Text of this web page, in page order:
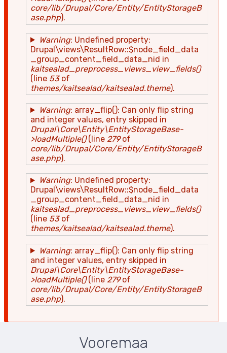
core/lib/Drupal/Core/Entity/EntityStorageB
ase.php).
Warning: Undefined property:
Drupal\views\ResultRow::$node_field_data
_group_content_field_data_nid in
kaitsealad_preprocess_views_view_fields()
(line 53of
themes/kaitsealad/kaitsealad.theme).
Warning: array_flip(): Can only flip string
and integer values, entry skipped in
Drupal\Core\Entity\EntityStorageBase-
>loadMultiple()(line 279of
core/lib/Drupal/Core/Entity/EntityStorageB
ase.php).
Warning: Undefined property:
Drupal\views\ResultRow::$node_field_data
_group_content_field_data_nid in
kaitsealad_preprocess_views_view_fields()
(line 53of
themes/kaitsealad/kaitsealad.theme).
Warning: array_flip(): Can only flip string
and integer values, entry skipped in
Drupal\Core\Entity\EntityStorageBase-
>loadMultiple()(line 279of
core/lib/Drupal/Core/Entity/EntityStorageB
ase.php).
Vooremaa